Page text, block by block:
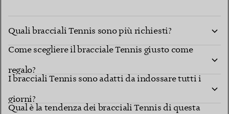
Quali bracciali Tennis sono più richiesti?
Come scegliere il bracciale Tennis giusto come
regalo?
I bracciali Tennis sono adatti da indossare tutti i
giorni?
Qual è la tendenza dei bracciali Tennis di questa